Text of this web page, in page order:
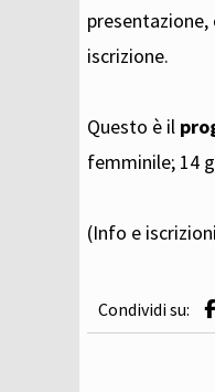
iscrizione.
Questo è il
femminile; 14
(Info e
Condividi su: